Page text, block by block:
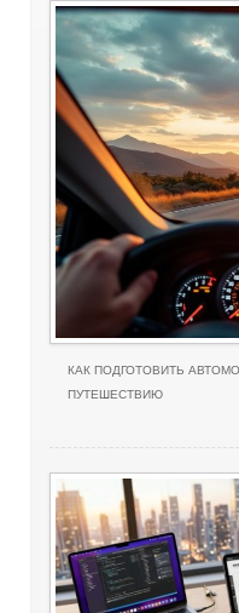
КАК ПОДГОТОВИТЬ
ПУТЕШЕСТВИЮ